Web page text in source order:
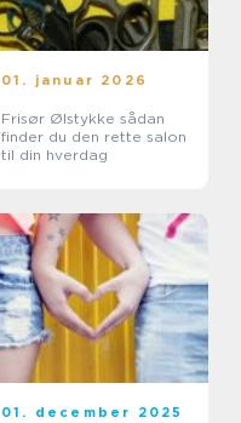
01. januar 2026
Frisør Ølstykke sådan
finder du den rette salon
til din hverdag
01. december 2025